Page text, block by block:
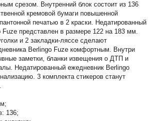
срезом. Внутренний блок состоит из 136
кремовой бумаги повышенной
печатью в 2 краски. Недатированный
Fuze представлен в размере 122 на 183 мм.
и 2 закладки-ляссе сделают
Berlingo Fuze комфортным. Внутри
заметки, бланки извещения о ДТП и
Недатированный ежедневник Berlingo
3 комплекта стикеров станут
136;